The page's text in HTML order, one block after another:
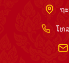
ຖ
ໂທ